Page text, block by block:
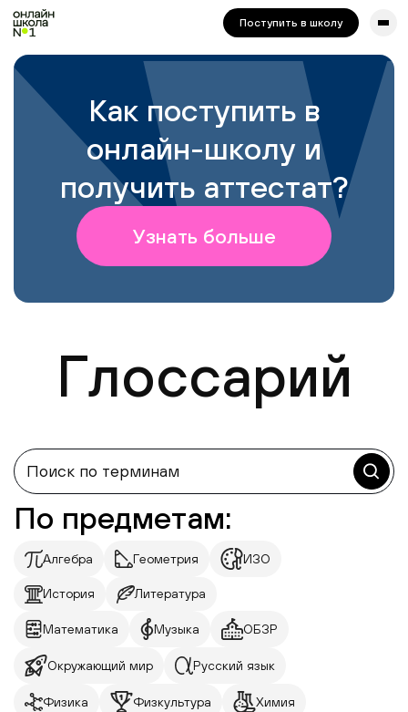
сайта. Для корректной работы попробуйте отключить VPN.
Поступить в школу
Как поступить в
онлайн-школу и
получить аттестат?
Узнать больше
Глоссарий
По предметам:
Алгебра Геометрия ИЗО
История Литература
Математика Музыка ОБЗР
Окружающий мир Русский язык
Физика Физкультура Химия